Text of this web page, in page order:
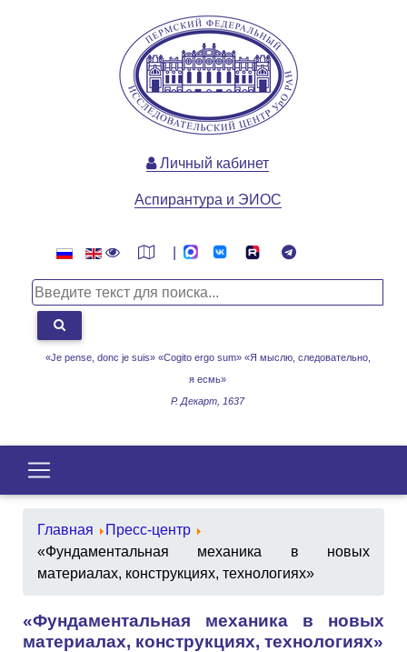
«Je pense, donc je suis» «Cogito ergo sum» «Я мыслю, следовательно,
я есмь»
Р. Декарт, 1637
Личный кабинет
Аспирантура и ЭИОС
Главная
Пресс-центр
«Фундаментальная механика в новых
материалах, конструкциях, технологиях»
«Фундаментальная механика в новых
материалах, конструкциях, технологиях»